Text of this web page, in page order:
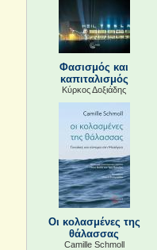
Φασισμός και
καπιταλισμός
Κύρκος Δοξιάδης
Οι κολασμένες της
θάλασσας
Camille Schmoll